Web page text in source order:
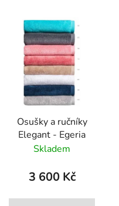
Osušky a ručníky
Elegant - Egeria
Skladem
3 600 Kč